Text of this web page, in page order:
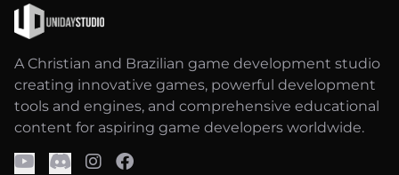
A Christian and Brazilian game development studio
creating innovative games, powerful development
tools and engines, and comprehensive educational
content for aspiring game developers worldwide.